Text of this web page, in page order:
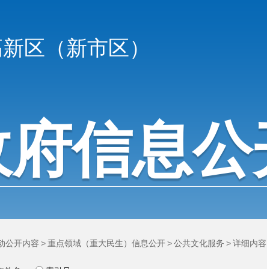
区（新市区）
信息公
公开内容 >重点领域（重大民生）信息公开>公共文化服务 >详细内容